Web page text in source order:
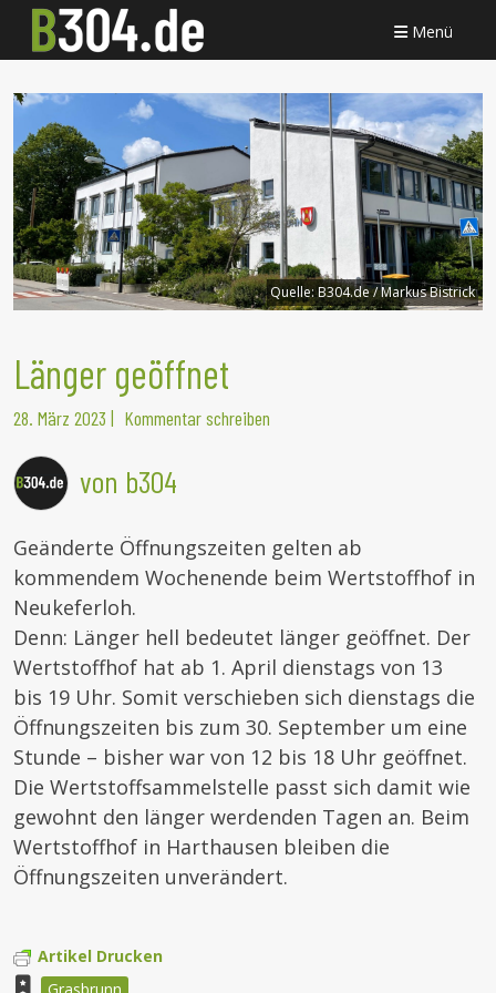
Menü
Quelle:B304.de / Markus Bistrick
Länger geöffnet
28. März 2023 | Kommentar schreiben
von b304
Geänderte Öffnungszeiten gelten ab
kommendem Wochenende beim Wertstoffhof in
Neukeferloh.
Denn: Länger hell bedeutet länger geöffnet. Der
Wertstoffhof hat ab 1. April dienstags von 13
bis 19 Uhr. Somit verschieben sich dienstags die
Öffnungszeiten bis zum 30. September um eine
Stunde – bisher war von 12 bis 18 Uhr geöffnet.
Die Wertstoffsammelstelle passt sich damit wie
gewohnt den länger werdenden Tagen an. Beim
Wertstoffhof in Harthausen bleiben die
Öffnungszeiten unverändert.
Artikel Drucken
Grasbrunn